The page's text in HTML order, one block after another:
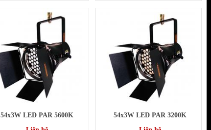
54x3W LED PAR 5600K
54x3W LED PAR 3200K